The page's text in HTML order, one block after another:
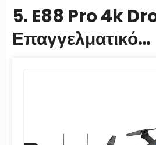
5. E88 Pro 4k
Επαγγελματικό
με διπλή κάμερα